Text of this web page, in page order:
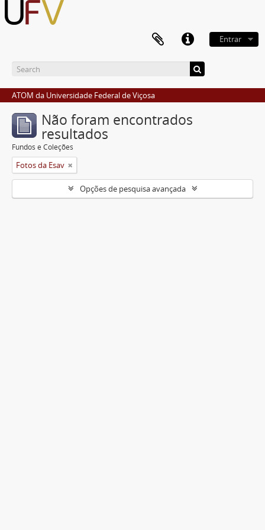
Entrar
ATOM da Universidade Federal de Viçosa
Não foram encontrados
resultados
Fundos e Coleções
Fotos da Esav
Opções de pesquisa avançada